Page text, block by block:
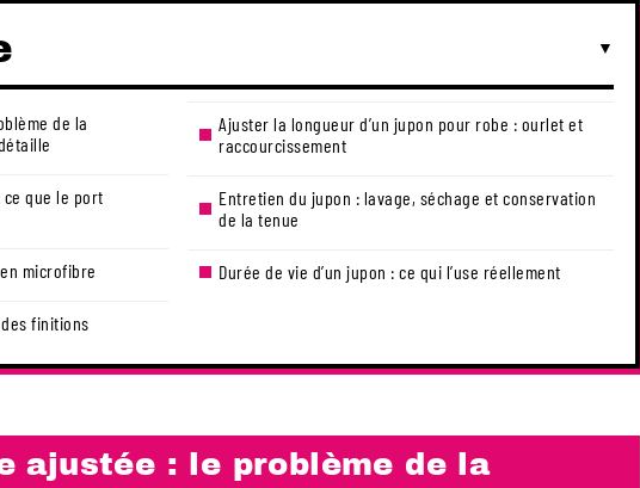
de la
que le port
microfibre
finitions
Ajuster la longueur d’un jupon pour robe : ourlet et
raccourcissement
Entretien du jupon : lavage, séchage et conservation
de la tenue
Durée de vie d’un jupon : ce qui l’use réellement
ajustée : le problème de la